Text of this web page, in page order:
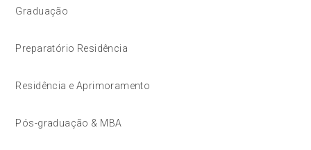
Graduação
Preparatório Residência
Residência e Aprimoramento
Pós-graduação & MBA